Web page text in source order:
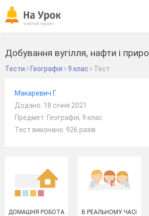
Добування вугілля, нафти і
Тести Географія 9 клас Тест
Макаревич Г.
Додано: 18 січня 2021
Предмет: Географія, 9 клас
Тест виконано: 926 разів
ДОМАШНЯ РОБОТА В РЕАЛЬНОМУ ЧАСІ